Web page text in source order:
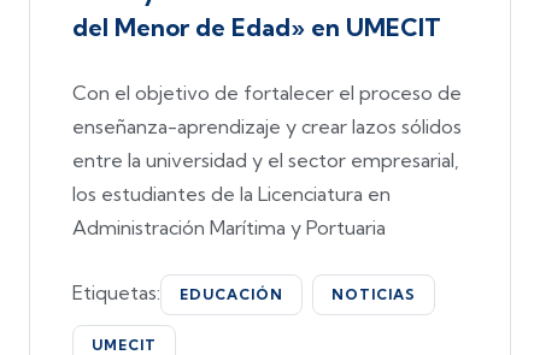
del Menor de Edad» en UMECIT
Con el objetivo de fortalecer el proceso de
enseñanza-aprendizaje y crear lazos sólidos
entre la universidad y el sector empresarial,
los estudiantes de la Licenciatura en
Administración Marítima y Portuaria
Etiquetas: EDUCACIÓN NOTICIAS
UMECIT